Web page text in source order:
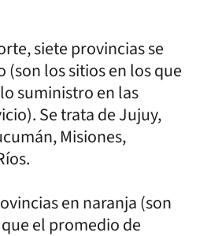
siete provincias se
los sitios en los que
suministro en las
Se trata de Jujuy,
Misiones,
en naranja (son
el promedio de